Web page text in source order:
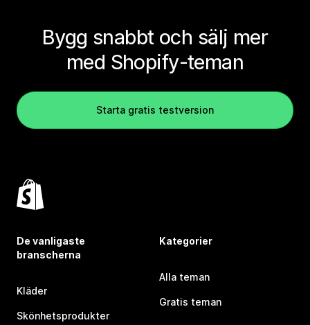
Bygg snabbt och sälj mer
med Shopify-teman
Starta gratis testversion
De vanligaste
branscherna
Kläder
Skönhetsprodukter
Kategorier
Alla teman
Gratis teman